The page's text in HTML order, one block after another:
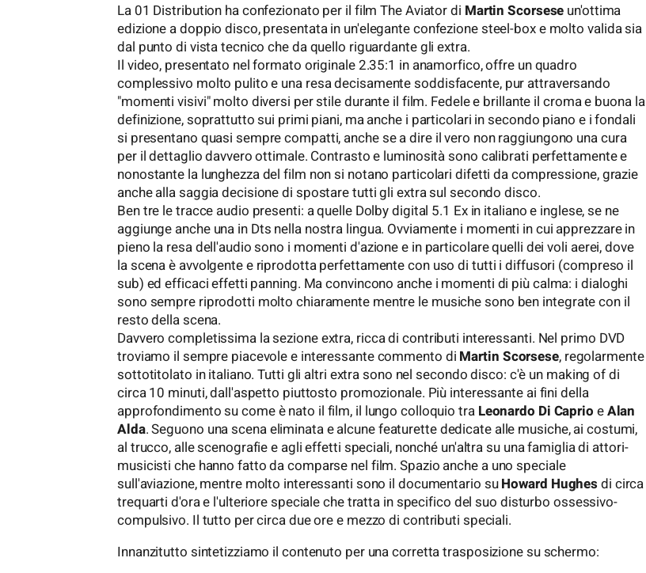
La 01 Distribution ha confezionato per il film The Aviator di Martin Scorsese un'ottima
edizione a doppio disco, presentata in un'elegante confezione steel-box e molto valida sia
dal punto di vista tecnico che da quello riguardante gli extra.
Il video, presentato nel formato originale 2.35:1 in anamorfico, offre un quadro
complessivo molto pulito e una resa decisamente soddisfacente, pur attraversando
"momenti visivi" molto diversi per stile durante il film. Fedele e brillante il croma e buona la
definizione, soprattutto sui primi piani, ma anche i particolari in secondo piano e i fondali
si presentano quasi sempre compatti, anche se a dire il vero non raggiungono una cura
per il dettaglio davvero ottimale. Contrasto e luminosità sono calibrati perfettamente e
nonostante la lunghezza del film non si notano particolari difetti da compressione, grazie
anche alla saggia decisione di spostare tutti gli extra sul secondo disco.
Ben tre le tracce audio presenti: a quelle Dolby digital 5.1 Ex in italiano e inglese, se ne
aggiunge anche una in Dts nella nostra lingua. Ovviamente i momenti in cui apprezzare in
pieno la resa dell'audio sono i momenti d'azione e in particolare quelli dei voli aerei, dove
la scena è avvolgente e riprodotta perfettamente con uso di tutti i diffusori (compreso il
sub) ed efficaci effetti panning. Ma convincono anche i momenti di più calma: i dialoghi
sono sempre riprodotti molto chiaramente mentre le musiche sono ben integrate con il
resto della scena.
Davvero completissima la sezione extra, ricca di contributi interessanti. Nel primo DVD
troviamo il sempre piacevole e interessante commento di Martin Scorsese, regolarmente
sottotitolato in italiano. Tutti gli altri extra sono nel secondo disco: c'è un making of di
circa 10 minuti, dall'aspetto piuttosto promozionale. Più interessante ai fini della
approfondimento su come è nato il film, il lungo colloquio tra Leonardo Di Caprio eAlan
Alda. Seguono una scena eliminata e alcune featurette dedicate alle musiche, ai costumi,
al trucco, alle scenografie e agli effetti speciali, nonché un'altra su una famiglia di attori-
musicisti che hanno fatto da comparse nel film. Spazio anche a uno speciale
sull'aviazione, mentre molto interessanti sono il documentario suHoward Hughes di circa
trequarti d'ora e l'ulteriore speciale che tratta in specifico del suo disturbo ossessivo-
compulsivo. Il tutto per circa due ore e mezzo di contributi speciali.
Innanzitutto sintetizziamo il contenuto per una corretta trasposizione su schermo: